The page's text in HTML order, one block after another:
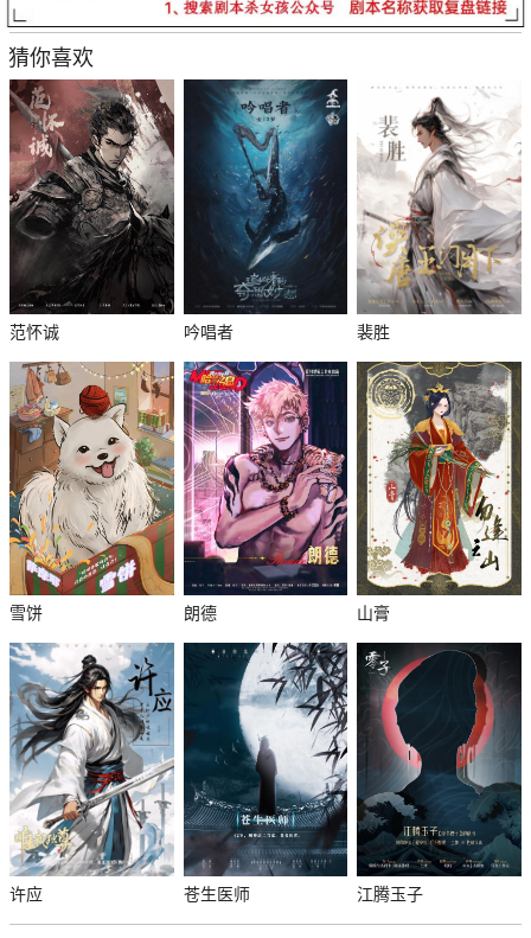
猜你喜欢
范怀诚 吟唱者 裴胜
雪饼 朗德 山膏
许应 苍生医师 江腾玉子